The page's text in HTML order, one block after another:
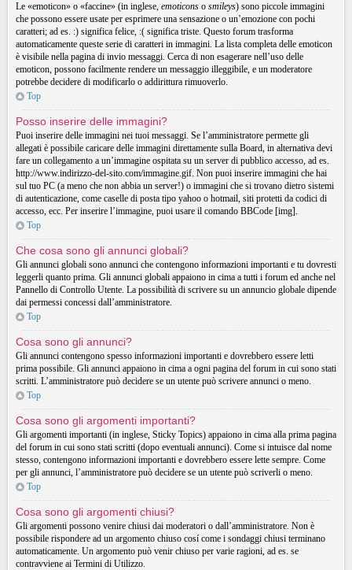
Le «emoticon» o «faccine» (in inglese, emoticons o smileys) sono piccole immagini
che possono essere usate per esprimere una sensazione o un’emozione con pochi
caratteri; ad es. :) significa felice, :( significa triste. Questo forum trasforma
automaticamente queste serie di caratteri in immagini. La lista completa delle emoticon
è visibile nella pagina di invio messaggi. Cerca di non esagerare nell’uso delle
emoticon, possono facilmente rendere un messaggio illeggibile, e un moderatore
potrebbe decidere di modificarlo o addirittura rimuoverlo.
Top
Posso inserire delle immagini?
Puoi inserire delle immagini nei tuoi messaggi. Se l’amministratore permette gli
allegati è possibile caricare delle immagini direttamente sulla Board, in alternativa devi
fare un collegamento a un’immagine ospitata su un server di pubblico accesso, ad es.
http://www.indirizzo-del-sito.com/immagine.gif. Non puoi inserire immagini che hai
sul tuo PC (a meno che non abbia un server!) o immagini che si trovano dietro sistemi
di autenticazione, come caselle di posta tipo yahoo o hotmail, siti protetti da codici di
accesso, ecc. Per inserire l’immagine, puoi usare il comando BBCode [img].
Top
Che cosa sono gli annunci globali?
Gli annunci globali sono annunci che contengono informazioni importanti e tu dovresti
leggerli quanto prima. Gli annunci globali appaiono in cima a tutti i forum ed anche nel
Pannello di Controllo Utente. La possibilità di scrivere su un annuncio globale dipende
dai permessi concessi dall’amministratore.
Top
Cosa sono gli annunci?
Gli annunci contengono spesso informazioni importanti e dovrebbero essere letti
prima possibile. Gli annunci appaiono in cima a ogni pagina del forum in cui sono stati
scritti. L’amministratore può decidere se un utente può scrivere annunci o meno.
Top
Cosa sono gli argomenti importanti?
Gli argomenti importanti (in inglese, Sticky Topics) appaiono in cima alla prima pagina
del forum in cui sono stati scritti (dopo eventuali annunci). Come si intuisce dal nome
stesso, contengono informazioni importanti e dovrebbero essere lette sempre. Come
per gli annunci, l’amministratore può decidere se un utente può scriverli o meno.
Top
Cosa sono gli argomenti chiusi?
Gli argomenti possono venire chiusi dai moderatori o dall’amministratore. Non è
possibile rispondere ad un argomento chiuso cosí come i sondaggi chiusi terminano
automaticamente. Un argomento può venir chiuso per varie ragioni, ad es. se
contravviene ai Termini di Utilizzo.